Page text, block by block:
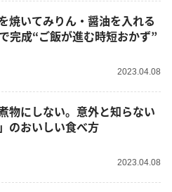
焼いてみりん・醤油を入れる
完成“ご飯が進む時短おかず”
2023.04.08
物にしない。意外と知らない
のおいしい食べ方
2023.04.08